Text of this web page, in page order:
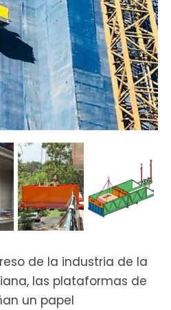
de la industria de la
las plataformas de
un papel